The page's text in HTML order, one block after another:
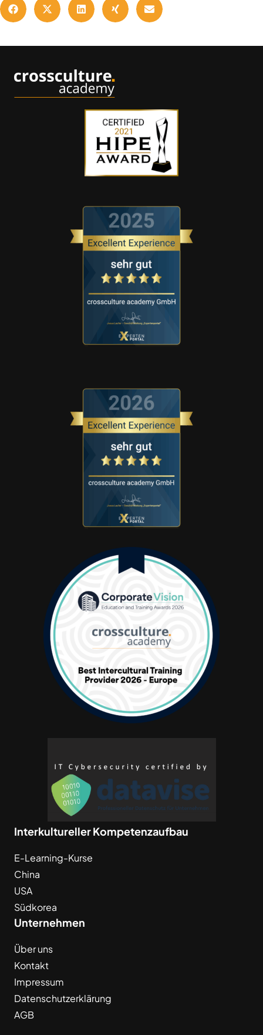
Interkultureller Kompetenzaufbau
E-Learning-Kurse
China
USA
Südkorea
Unternehmen
Über uns
Kontakt
Impressum
Datenschutzerklärung
AGB